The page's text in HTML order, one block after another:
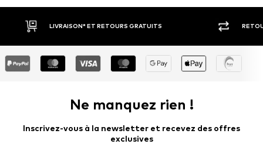
ET RETOURS GRATUITS RETOUR SOUS 30 JOURS
Ne manquez rien !
Inscrivez-vous à la newsletter et recevez des offres
exclusives